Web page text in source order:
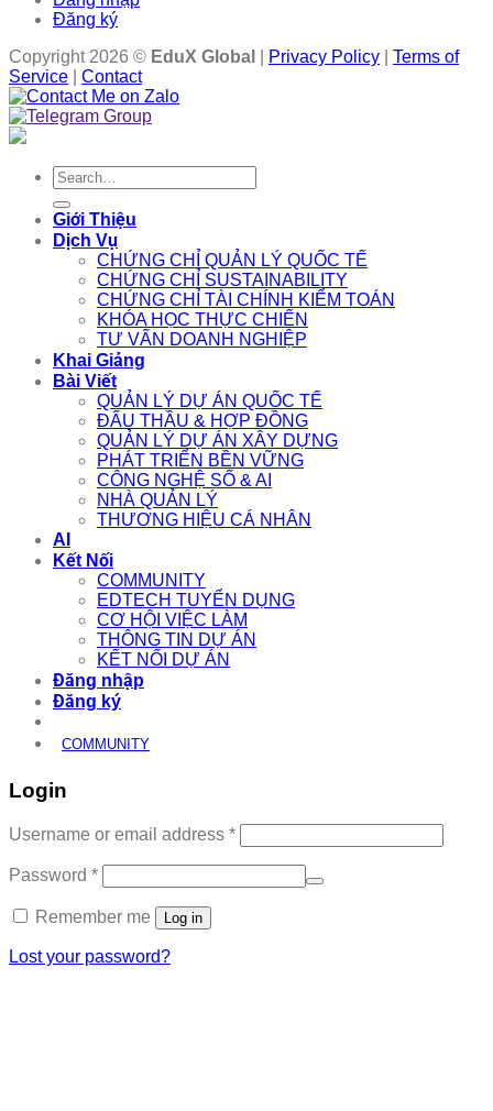
Đăng ký
Copyright 2026 © EduX Global Privacy Policy
Terms of
Service
Contact
Search
for:
Giới Thiệu
Dịch Vụ
CHỨNG CHỈ QUẢN LÝ QUỐC TẾ
CHỨNG CHỈ SUSTAINABILITY
CHỨNG CHỈ TÀI CHÍNH KIỂM TOÁN
KHÓA HỌC THỰC CHIẾN
TƯ VẤN DOANH NGHIỆP
Khai Giảng
Bài Viết
QUẢN LÝ DỰ ÁN QUỐC TẾ
ĐẤU THẦU & HỢP ĐỒNG
QUẢN LÝ DỰ ÁN XÂY DỰNG
PHÁT TRIỂN BỀN VỮNG
CÔNG NGHỆ SỐ & AI
NHÀ QUẢN LÝ
THƯƠNG HIỆU CÁ NHÂN
AI
Kết Nối
COMMUNITY
EDTECH TUYỂN DỤNG
CƠ HỘI VIỆC LÀM
THÔNG TIN DỰ ÁN
KẾT NỐI DỰ ÁN
Đăng nhập
Đăng ký
COMMUNITY
Login
Username or email address *Required
Password *Required
Remember me Log in
Lost your password?